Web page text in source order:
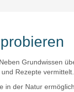
Grundwissen
Rezepte vermittelt.
der Natur